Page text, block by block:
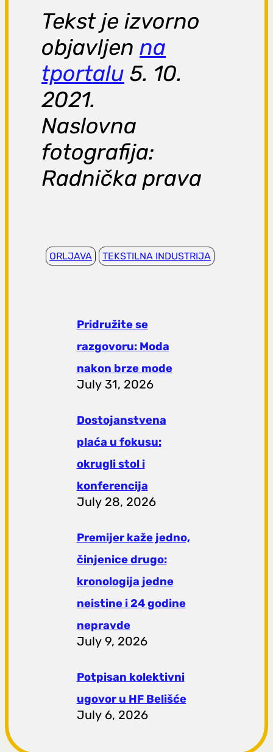
Tekst je izvorno
objavljenna
tportalu 5. 10.
2021.
Naslovna
fotografija:
Radnička prava
ORLJAVA TEKSTILNA INDUSTRIJA
Pridružite se
razgovoru: Moda
nakon brze mode
July 31, 2026
Dostojanstvena
plaća u fokusu:
okrugli stol i
konferencija
July 28, 2026
Premijer kaže jedno,
činjenice drugo:
kronologija jedne
neistine i 24 godine
nepravde
July 9, 2026
Potpisan kolektivni
ugovor u HF Belišće
July 6, 2026